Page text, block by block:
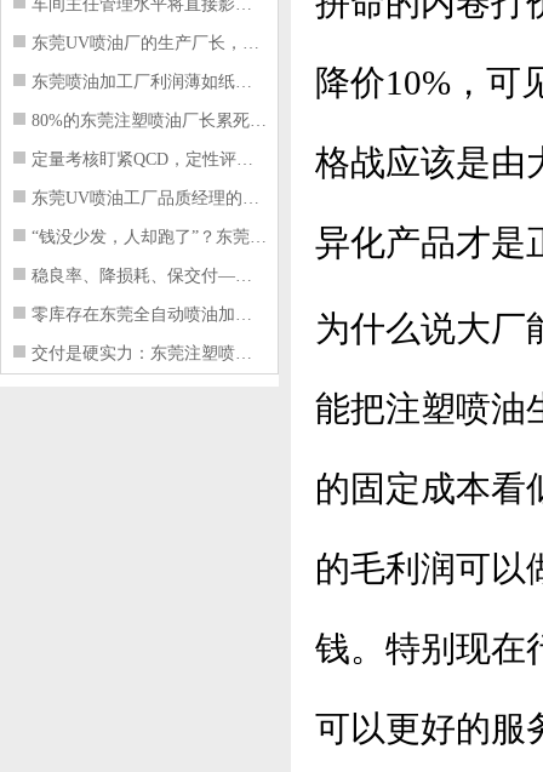
车间主任管理水平将直接影响东莞注塑件
东莞UV喷油厂的生产厂长，到底在给工
东莞喷油加工厂利润薄如纸？这四项基本
80%的东莞注塑喷油厂长累死累活，利
定量考核盯紧QCD，定性评价看好配合
东莞UV喷油工厂品质经理的四项核心管
“钱没少发，人却跑了”？东莞注塑喷油
稳良率、降损耗、保交付——东莞这家U
零库存在东莞全自动喷油加工厂不可行的
交付是硬实力：东莞注塑喷油厂如何用齐
降价10%，可
格战应该是由
异化产品才是
为什么说大厂
能把注塑喷油
的固定成本看
的毛利润可以
钱。特别现在
可以更好的服